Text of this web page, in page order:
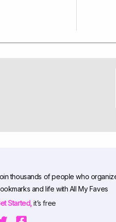
thousands of people who
and life with All My Faves
Started,it’s free